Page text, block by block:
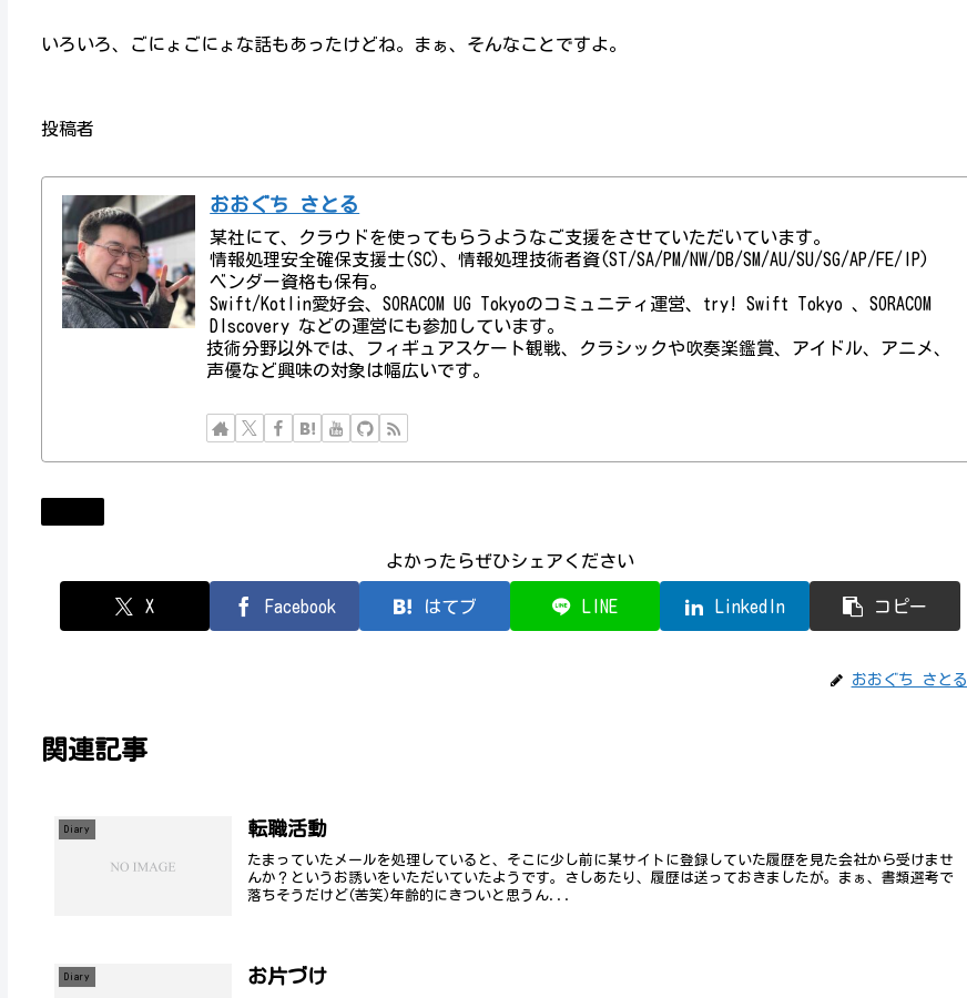
いろいろ、ごにょごにょな話もあったけどね。まぁ、そんなことですよ。
投稿者
おおぐち さとる
某社にて、クラウドを使ってもらうようなご支援をさせていただいています。
情報処理安全確保支援士(SC)、情報処理技術者資(ST/SA/PM/NW/DB/SM/AU/SU/SG/AP/FE/IP)
ベンダー資格も保有。
Swift/Kotlin愛好会、SORACOM UG Tokyoのコミュニティ運営、try! Swift Tokyo 、SORACOM
DIscovery などの運営にも参加しています。
技術分野以外では、フィギュアスケート観戦、クラシックや吹奏楽鑑賞、アイドル、アニメ、
声優など興味の対象は幅広いです。
よかったらぜひシェアください
X Facebook はてブ LINE LinkedIn コピー
おおぐち さとる
関連記事
Diary 転職活動
たまっていたメールを処理していると、そこに少し前に某サイトに登録していた履歴を見た会社から受けませ
んか？というお誘いをいただいていたようです。さしあたり、履歴は送っておきましたが。まぁ、書類選考で
落ちそうだけど(苦笑)年齢的にきついと思うん...
Diary お片づけ